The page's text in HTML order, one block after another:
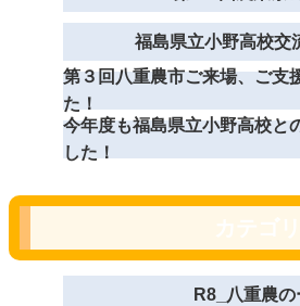
福島県立小野高校交
第３回八重農市ご来場、ご支
た！
今年度も福島県立小野高校と
した！
R8_八重農の